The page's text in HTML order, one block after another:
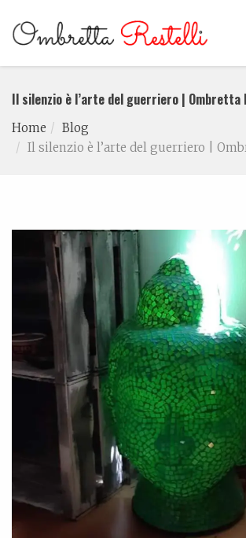
Il silenzio è l’arte del guerriero | Ombretta
Home
Blog
Il silenzio è l’arte del guerriero |